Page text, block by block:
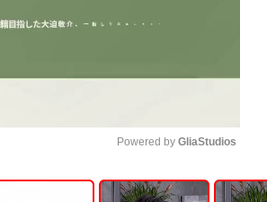
U
n
Powered by GliaStudios